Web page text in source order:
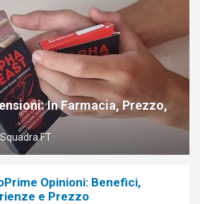
In Farmacia, Prezzo,
Squadra FT
Opinioni: Benefici,
e Prezzo